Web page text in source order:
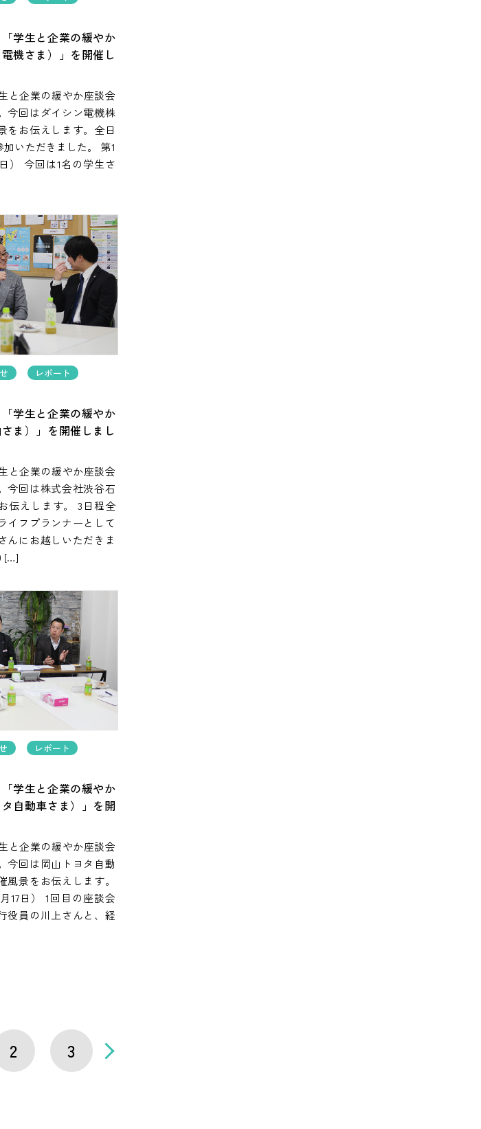
学生と企業の緩やか
機さま）」を開催し
と企業の緩やか座談会
今回はダイシン電機株
をお伝えします。全日
いただきました。 第1
） 今回は1名の学生さ
レポート
学生と企業の緩やか
ま）」を開催しまし
と企業の緩やか座談会
今回は株式会社渋谷石
伝えします。 3日程全
イフプランナーとして
んにお越しいただきま
[…]
レポート
学生と企業の緩やか
自動車さま）」を開
と企業の緩やか座談会
今回は岡山トヨタ自動
景をお伝えします。
17日） 1回目の座談会
役員の川上さんと、経
2 3